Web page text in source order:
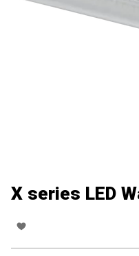
X series LED